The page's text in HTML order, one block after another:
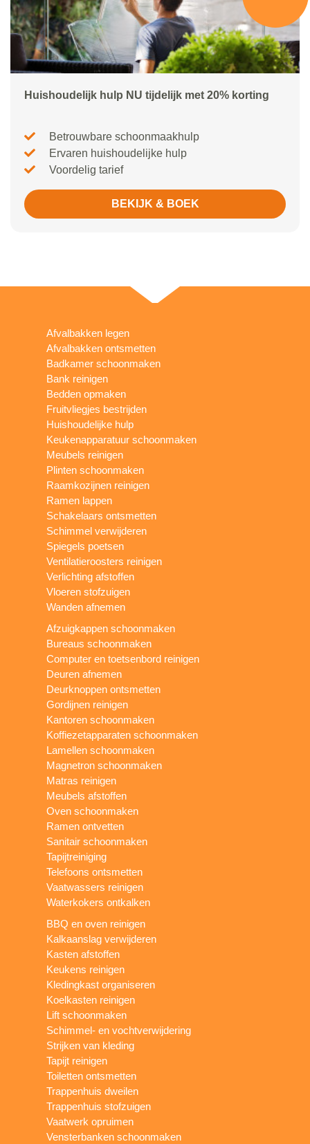
Huishoudelijk hulp NU tijdelijk met 20% korting
Betrouwbare schoonmaakhulp
Ervaren huishoudelijke hulp
Voordelig tarief
BEKIJK & BOEK
Afvalbakken legen
Afvalbakken ontsmetten
Badkamer schoonmaken
Bank reinigen
Bedden opmaken
Fruitvliegjes bestrijden
Huishoudelijke hulp
Keukenapparatuur schoonmaken
Meubels reinigen
Plinten schoonmaken
Raamkozijnen reinigen
Ramen lappen
Schakelaars ontsmetten
Schimmel verwijderen
Spiegels poetsen
Ventilatieroosters reinigen
Verlichting afstoffen
Vloeren stofzuigen
Wanden afnemen
Afzuigkappen schoonmaken
Bureaus schoonmaken
Computer en toetsenbord reinigen
Deuren afnemen
Deurknoppen ontsmetten
Gordijnen reinigen
Kantoren schoonmaken
Koffiezetapparaten schoonmaken
Lamellen schoonmaken
Magnetron schoonmaken
Matras reinigen
Meubels afstoffen
Oven schoonmaken
Ramen ontvetten
Sanitair schoonmaken
Tapijtreiniging
Telefoons ontsmetten
Vaatwassers reinigen
Waterkokers ontkalken
BBQ en oven reinigen
Kalkaanslag verwijderen
Kasten afstoffen
Keukens reinigen
Kledingkast organiseren
Koelkasten reinigen
Lift schoonmaken
Schimmel- en vochtverwijdering
Strijken van kleding
Tapijt reinigen
Toiletten ontsmetten
Trappenhuis dweilen
Trappenhuis stofzuigen
Vaatwerk opruimen
Vensterbanken schoonmaken